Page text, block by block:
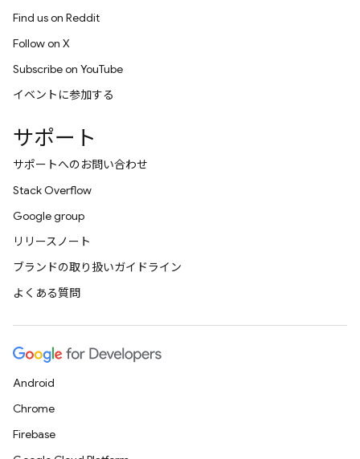
Find us on Reddit
Follow on X
Subscribe on YouTube
イベントに参加する
サポート
サポートへのお問い合わせ
Stack Overflow
Google group
リリースノート
ブランドの取り扱いガイドライン
よくある質問
Android
Chrome
Firebase